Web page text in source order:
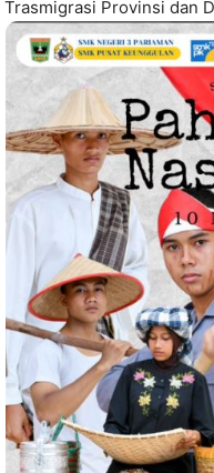
Trasmigrasi Provinsi dan